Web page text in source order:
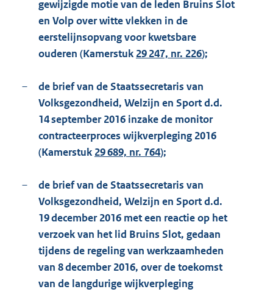
gewijzigde motie van de leden Bruins Slot
en Volp over witte vlekken in de
eerstelijnsopvang voor kwetsbare
ouderen (Kamerstuk 29 247, nr. 226);
–
de brief van de Staatssecretaris van
Volksgezondheid, Welzijn en Sport d.d.
14 september 2016 inzake de monitor
contracteerproces wijkverpleging 2016
(Kamerstuk 29 689, nr. 764);
–
de brief van de Staatssecretaris van
Volksgezondheid, Welzijn en Sport d.d.
19 december 2016 met een reactie op het
verzoek van het lid Bruins Slot, gedaan
tijdens de regeling van werkzaamheden
van 8 december 2016, over de toekomst
van de langdurige wijkverpleging